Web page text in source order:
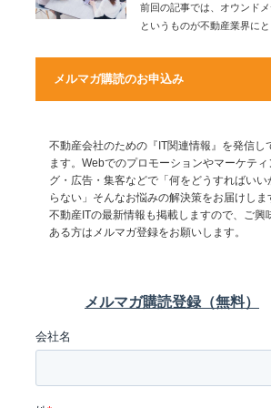
前回の記事では、オウンド
というものが不動産業界にと
メルマガ購読のお申込み
不動産会社のための『IT関連情報』を発信し
ます。Webでのプロモーションやマーケティ
グ・広告・集客などで「何をどうすればいい
らない」そんなお悩みの解決策をお届けしま
不動産ITの最新情報も掲載しますので、ご興
ある方はメルマガ登録をお願いします。